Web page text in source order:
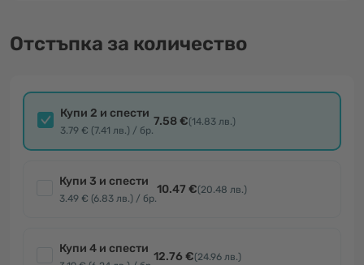
Отстъпка за количество
Купи 2 и спести
3.79 € (7.41 лв.) / бр.
7.58 €(14.83 лв.)
Купи 3 и спести
3.49 € (6.83 лв.) / бр.
10.47 €(20.48 лв.)
Купи 4 и спести
12.76 €(24.96 лв.)